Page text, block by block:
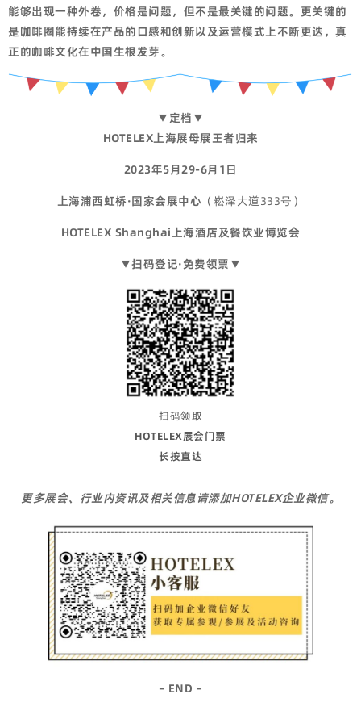
能够出现一种外卷，价格是问题，但不是最关键的问题。更关键的
是咖啡圈能持续在产品的口感和创新以及运营模式上不断更迭，真
正的咖啡文化在中国生根发芽。
▼定档▼
HOTELEX上海展母展王者归来
2023年5月29-6月1日
上海浦西虹桥·国家会展中心 （崧泽大道333号）
HOTELEX Shanghai上海酒店及餐饮业博览会
▼扫码登记·免费领票▼
扫码领取
HOTELEX展会门票
长按直达
更多展会、行业内资讯及相关信息请添加HOTELEX企业微信。
– END –